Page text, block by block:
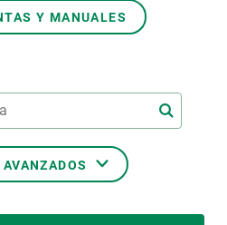
Y MANUALES